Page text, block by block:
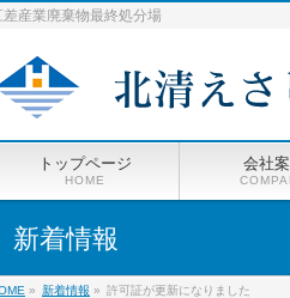
差産業廃棄物最終処分場
トップページ
HOME
会社
新着情報
» 新着情報 » 許可証が更新になりました